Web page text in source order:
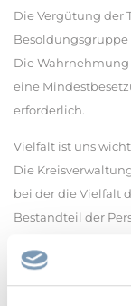
Die Vergütung der
Besoldungsgruppe
Die
eine
erforderlich.
Vielfalt ist uns
Die
bei der die Vielfalt
Bestandteil der
Die Stelle steht